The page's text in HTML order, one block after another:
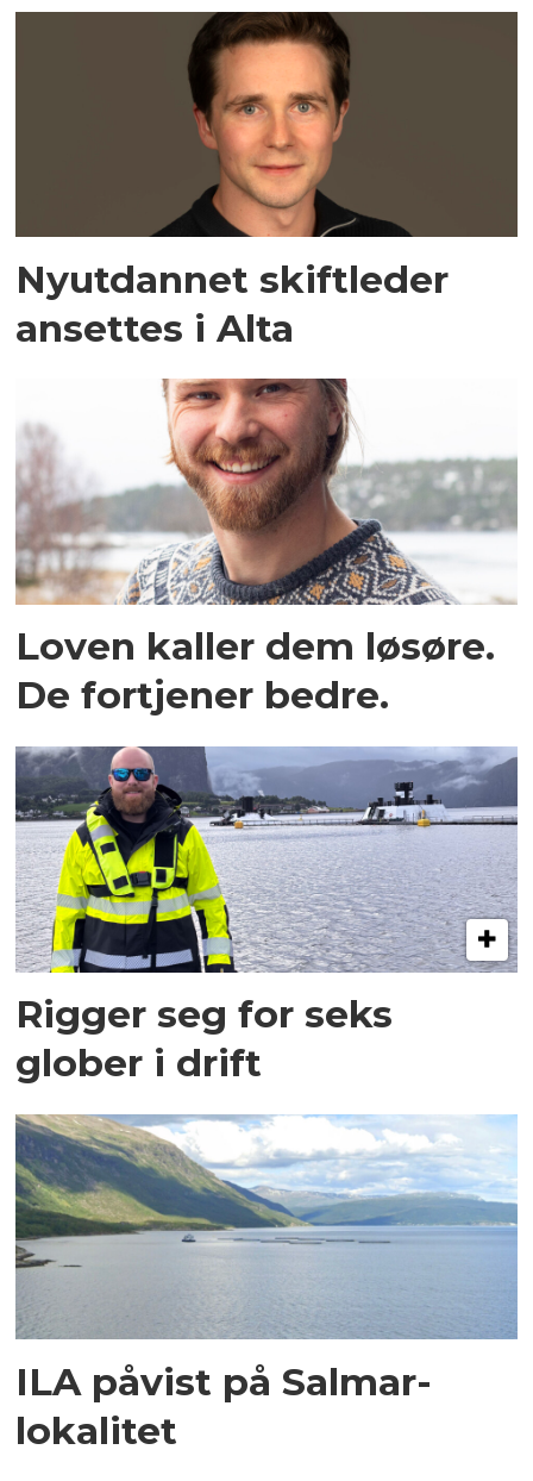
Nyutdannet skiftleder
ansettes i Alta
Loven kaller dem løsøre.
De fortjener bedre.
Rigger seg for seks
glober i drift
ILA påvist på Salmar-
lokalitet